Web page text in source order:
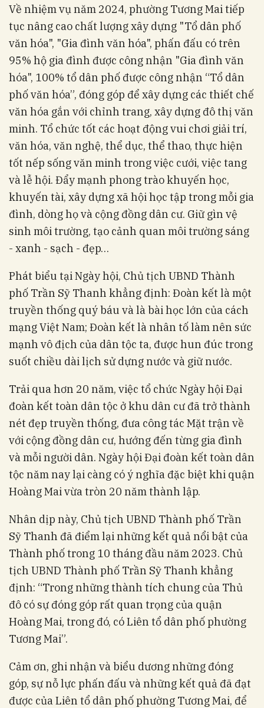
Về nhiệm vụ năm 2024, phường Tương Mai tiếp
tục nâng cao chất lượng xây dựng "Tổ dân phố
văn hóa", "Gia đình văn hóa", phấn đấu có trên
95% hộ gia đình được công nhận "Gia đình văn
hóa", 100% tổ dân phố được công nhận “Tổ dân
phố văn hóa”, đóng góp để xây dựng các thiết chế
văn hóa gắn với chỉnh trang, xây dựng đô thị văn
minh. Tổ chức tốt các hoạt động vui chơi giải trí,
văn hóa, văn nghệ, thể dục, thể thao, thực hiện
tốt nếp sống văn minh trong việc cưới, việc tang
và lễ hội. Đẩy mạnh phong trào khuyến học,
khuyến tài, xây dựng xã hội học tập trong mỗi gia
đình, dòng họ và cộng đồng dân cư. Giữ gìn vệ
sinh môi trường, tạo cảnh quan môi trường sáng
- xanh - sạch - đẹp…
Phát biểu tại Ngày hội, Chủ tịch UBND Thành
phố Trần Sỹ Thanh khẳng định: Đoàn kết là một
truyền thống quý báu và là bài học lớn của cách
mạng Việt Nam; Đoàn kết là nhân tố làm nên sức
mạnh vô địch của dân tộc ta, được hun đúc trong
suốt chiều dài lịch sử dựng nước và giữ nước.
Trải qua hơn 20 năm, việc tổ chức Ngày hội Đại
đoàn kết toàn dân tộc ở khu dân cư đã trở thành
nét đẹp truyền thống, đưa công tác Mặt trận về
với cộng đồng dân cư, hướng đến từng gia đình
và mỗi người dân. Ngày hội Đại đoàn kết toàn dân
tộc năm nay lại càng có ý nghĩa đặc biệt khi quận
Hoàng Mai vừa tròn 20 năm thành lập.
Nhân dịp này, Chủ tịch UBND Thành phố Trần
Sỹ Thanh đã điểm lại những kết quả nổi bật của
Thành phố trong 10 tháng đầu năm 2023. Chủ
tịch UBND Thành phố Trần Sỹ Thanh khẳng
định: “Trong những thành tích chung của Thủ
đô có sự đóng góp rất quan trọng của quận
Hoàng Mai, trong đó, có Liên tổ dân phố phường
Tương Mai”.
Cảm ơn, ghi nhận và biểu dương những đóng
góp, sự nỗ lực phấn đấu và những kết quả đã đạt
được của Liên tổ dân phố phường Tương Mai, để